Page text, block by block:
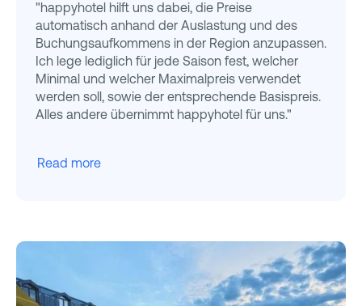
"happyhotel hilft uns dabei, die Preise
automatisch anhand der Auslastung und des
Buchungsaufkommens in der Region anzupassen.
Ich lege lediglich für jede Saison fest, welcher
Minimal und welcher Maximalpreis verwendet
werden soll, sowie der entsprechende Basispreis.
Alles andere übernimmt happyhotel für uns."
Read more